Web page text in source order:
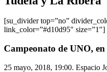
[su_divider top=”no”
link_color=”#d10d95″ size=”1″]
Campeonato de UNO,
25 mayo, 2018, 19:00. Espacio